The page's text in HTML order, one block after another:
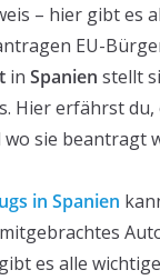
– hier gibt es
EU-
in Spanien stellt
Hier erfährst du,
sie beantragt
in Spanien
es alle